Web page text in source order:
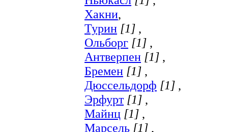
Хакни,
Турин [1] ,
Ольборг [1] ,
Антверпен [1] ,
Бремен [1] ,
Дюссельдорф [1] ,
Эрфурт [1] ,
Майнц [1] ,
Марсель [1] ,